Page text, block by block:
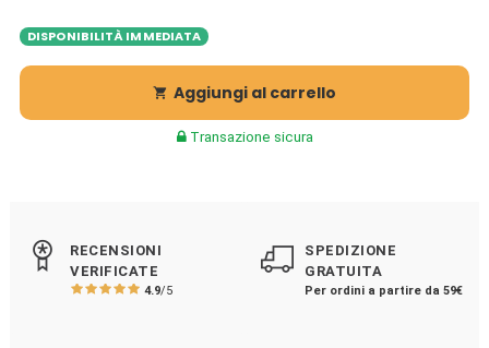
DISPONIBILITÀ IMMEDIATA
 Aggiungi al carrello
Transazione sicura
RECENSIONI
VERIFICATE
4.9/5
SPEDIZIONE
GRATUITA
Per ordini a partire da 59€